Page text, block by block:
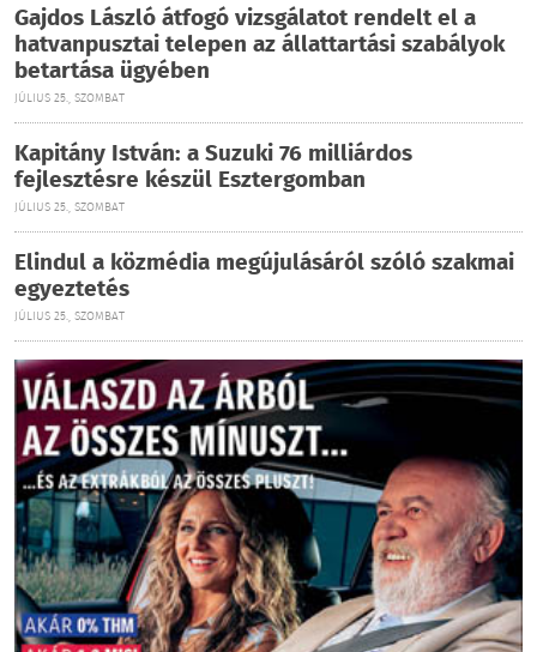
Gajdos László átfogó vizsgálatot rendelt el a
hatvanpusztai telepen az állattartási szabályok
betartása ügyében
JÚLIUS 25., SZOMBAT
Kapitány István: a Suzuki 76 milliárdos
fejlesztésre készül Esztergomban
JÚLIUS 25., SZOMBAT
Elindul a közmédia megújulásáról szóló szakmai
egyeztetés
JÚLIUS 25., SZOMBAT